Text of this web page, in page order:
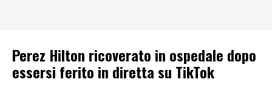
Perez Hilton ricoverato in ospedale dopo
essersi ferito in diretta su TikTok